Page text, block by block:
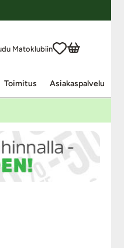
Matoklubiin
Toimitus Asiakaspalvelu